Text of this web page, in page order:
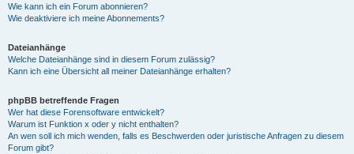
Wie kann ich ein Forum abonnieren?
Wie deaktiviere ich meine Abonnements?
Dateianhänge
Welche Dateianhänge sind in diesem Forum zulässig?
Kann ich eine Übersicht all meiner Dateianhänge erhalten?
phpBB betreffende Fragen
Wer hat diese Forensoftware entwickelt?
Warum ist Funktion x oder y nicht enthalten?
An wen soll ich mich wenden, falls es Beschwerden oder juristische Anfragen zu diesem
Forum gibt?